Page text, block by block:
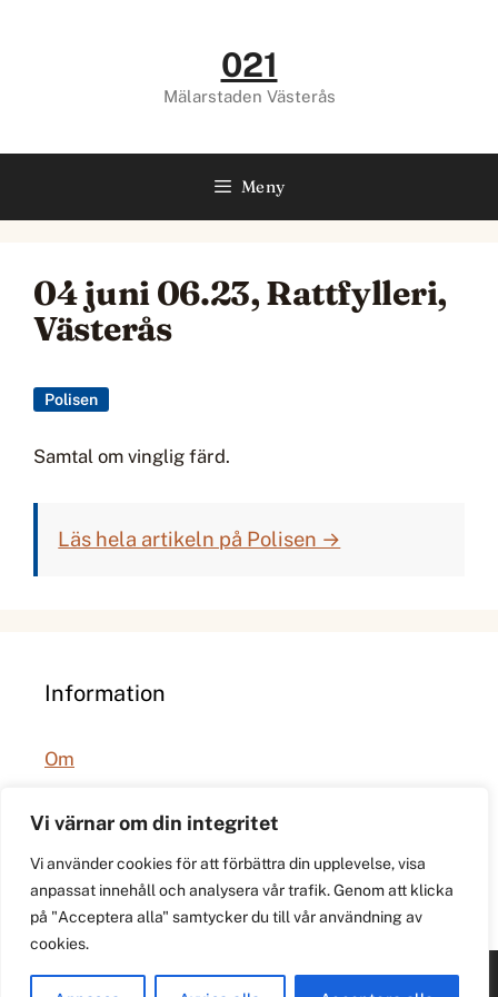
Vi värnar om din integritet
Vi använder cookies för att förbättra din upplevelse, visa
anpassat innehåll och analysera vår trafik. Genom att klicka
på "Acceptera alla" samtycker du till vår användning av
cookies.
021
Mälarstaden Västerås
Meny
04 juni 06.23, Rattfylleri,
Västerås
Polisen
Samtal om vinglig färd.
Läs hela artikeln på Polisen →
Information
Om